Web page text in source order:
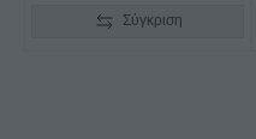
Σύγκριση